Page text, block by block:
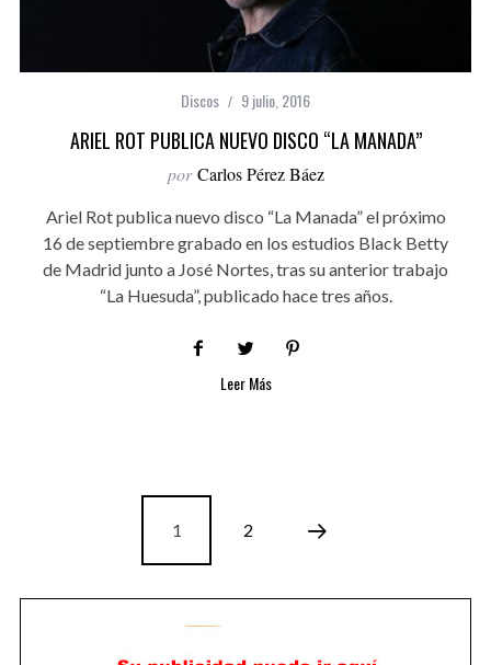
Discos 9 julio, 2016
ARIEL ROT PUBLICA NUEVO DISCO “LA MANADA”
por Carlos Pérez Báez
Ariel Rot publica nuevo disco “La Manada” el próximo
16 de septiembre grabado en los estudios Black Betty
de Madrid junto a José Nortes, tras su anterior trabajo
“La Huesuda”, publicado hace tres años.
Leer Más
1 2